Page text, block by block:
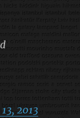
2013